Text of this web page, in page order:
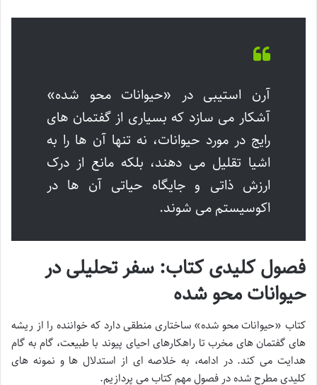
آرن استیبی در «حیوانات محو شده»
آشکار می سازد که بسیاری از گفتمان های
رایج در مورد حیوانات، نه تنها آن ها را به
اشیا تقلیل می دهند، بلکه مانع از درک
ارزش ذاتی و جایگاه حیاتی آن ها در
اکوسیستم می شوند.
فصول کلیدی کتاب: سفر تحلیلی در
حیوانات محو شده
کتاب «حیوانات محو شده» ساختاری منطقی دارد که خواننده را از ریشه
های گفتمان های مخرب تا راهکارهای احیای پیوند با طبیعت، گام به گام
هدایت می کند. در ادامه، به خلاصه ای از استدلال ها و نمونه های
کلیدی مطرح شده در فصول مهم کتاب می پردازیم.